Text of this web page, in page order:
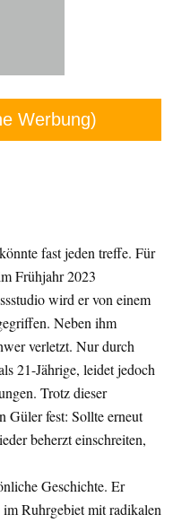
Werbung)
fast jeden treffe. Für
Frühjahr 2023
wird er von einem
Neben ihm
verletzt. Nur durch
21-Jährige, leidet jedoch
Trotz dieser
Güler fest: Sollte erneut
beherzt einschreiten,
Geschichte. Er
Ruhrgebiet mit radikalen